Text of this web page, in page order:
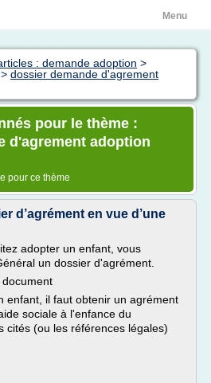
Menu
: demande adoption >
> dossier demande d'agrement
pour le thème :
d'agrement adoption
pour ce thème
d’agrément en vue d’une
adopter un enfant, vous
un dossier d'agrément.
enfant, il faut obtenir un agrément
sociale à l'enfance du
cités (ou les références légales)